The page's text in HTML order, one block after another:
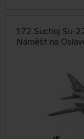
1:72 Suchoj Su-
Náměšť na